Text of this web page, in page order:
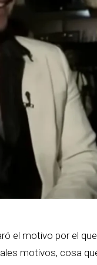
el motivo por el
motivos, cosa